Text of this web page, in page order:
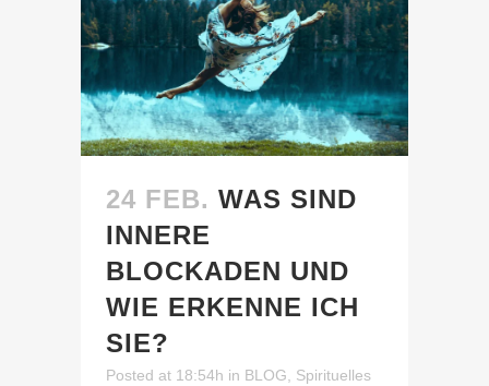
24 FEB. WAS SIND
INNERE
BLOCKADEN UND
WIE ERKENNE ICH
SIE?
Posted at 18:54h in BLOG, Spirituelles